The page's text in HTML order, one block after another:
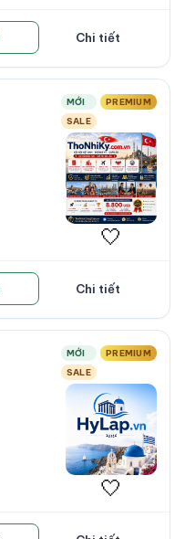
Chi tiết
MỚI
PREMIUM
SALE
🤍
Chi tiết
MỚI
PREMIUM
SALE
🤍